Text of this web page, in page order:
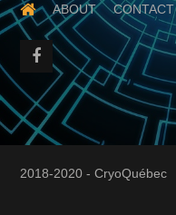
ABOUT CONTACT
2018-2020 - CryoQuébec